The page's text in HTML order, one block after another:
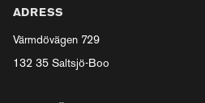
ADRESS
Värmdövägen 729
132 35 Saltsjö-Boo